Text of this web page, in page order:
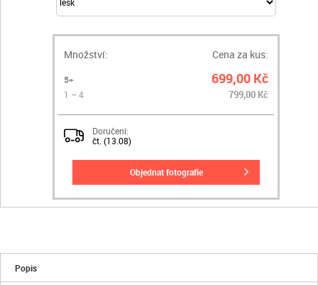
Množství: Cena za kus:
5+ 699,00 Kč
1 – 4 799,00 Kč
Doručení:
čt. (13.08)
objednat fotografie
Popis